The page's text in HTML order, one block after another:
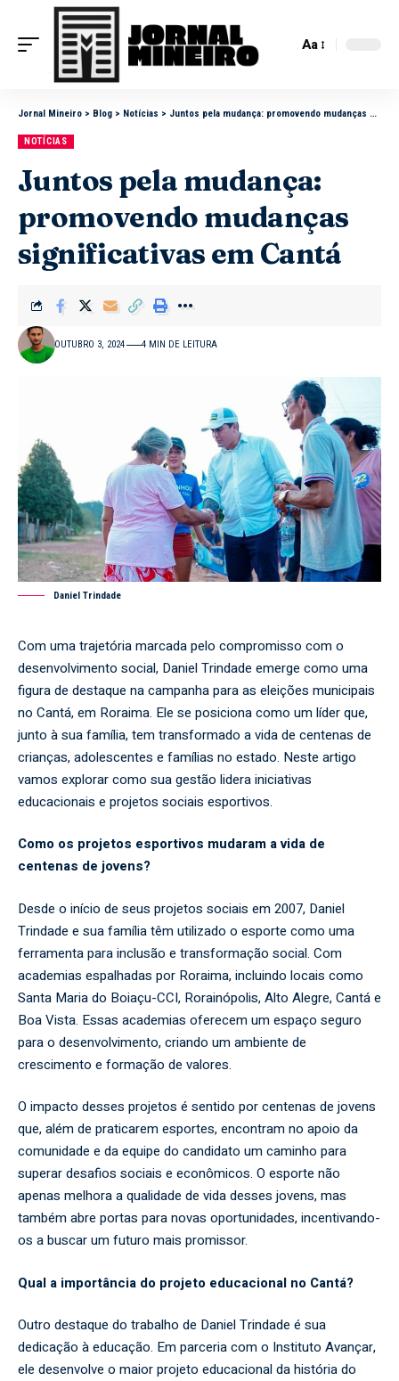
Aa
Jornal Mineiro > Blog > Notícias > Juntos pela mudança: promovendo mudanças significativas em Cantá
NOTÍCIAS
Juntos pela mudança:
promovendo mudanças
significativas em Cantá
OUTUBRO 3, 2024 4 MIN DE LEITURA
Daniel Trindade
Com uma trajetória marcada pelo compromisso com o
desenvolvimento social, Daniel Trindade emerge como uma
figura de destaque na campanha para as eleições municipais
no Cantá, em Roraima. Ele se posiciona como um líder que,
junto à sua família, tem transformado a vida de centenas de
crianças, adolescentes e famílias no estado. Neste artigo
vamos explorar como sua gestão lidera iniciativas
educacionais e projetos sociais esportivos.
Como os projetos esportivos mudaram a vida de
centenas de jovens?
Desde o início de seus projetos sociais em 2007, Daniel
Trindade e sua família têm utilizado o esporte como uma
ferramenta para inclusão e transformação social. Com
academias espalhadas por Roraima, incluindo locais como
Santa Maria do Boiaçu-CCI, Rorainópolis, Alto Alegre, Cantá e
Boa Vista. Essas academias oferecem um espaço seguro
para o desenvolvimento, criando um ambiente de
crescimento e formação de valores.
O impacto desses projetos é sentido por centenas de jovens
que, além de praticarem esportes, encontram no apoio da
comunidade e da equipe do candidato um caminho para
superar desafios sociais e econômicos. O esporte não
apenas melhora a qualidade de vida desses jovens, mas
também abre portas para novas oportunidades, incentivando-
os a buscar um futuro mais promissor.
Qual a importância do projeto educacional no Cantá?
Outro destaque do trabalho de Daniel Trindade é sua
dedicação à educação. Em parceria com o Instituto Avançar,
ele desenvolve o maior projeto educacional da história do